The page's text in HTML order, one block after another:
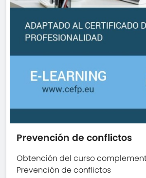
Prevención de conflictos
Obtención del curso
Prevención de conflictos